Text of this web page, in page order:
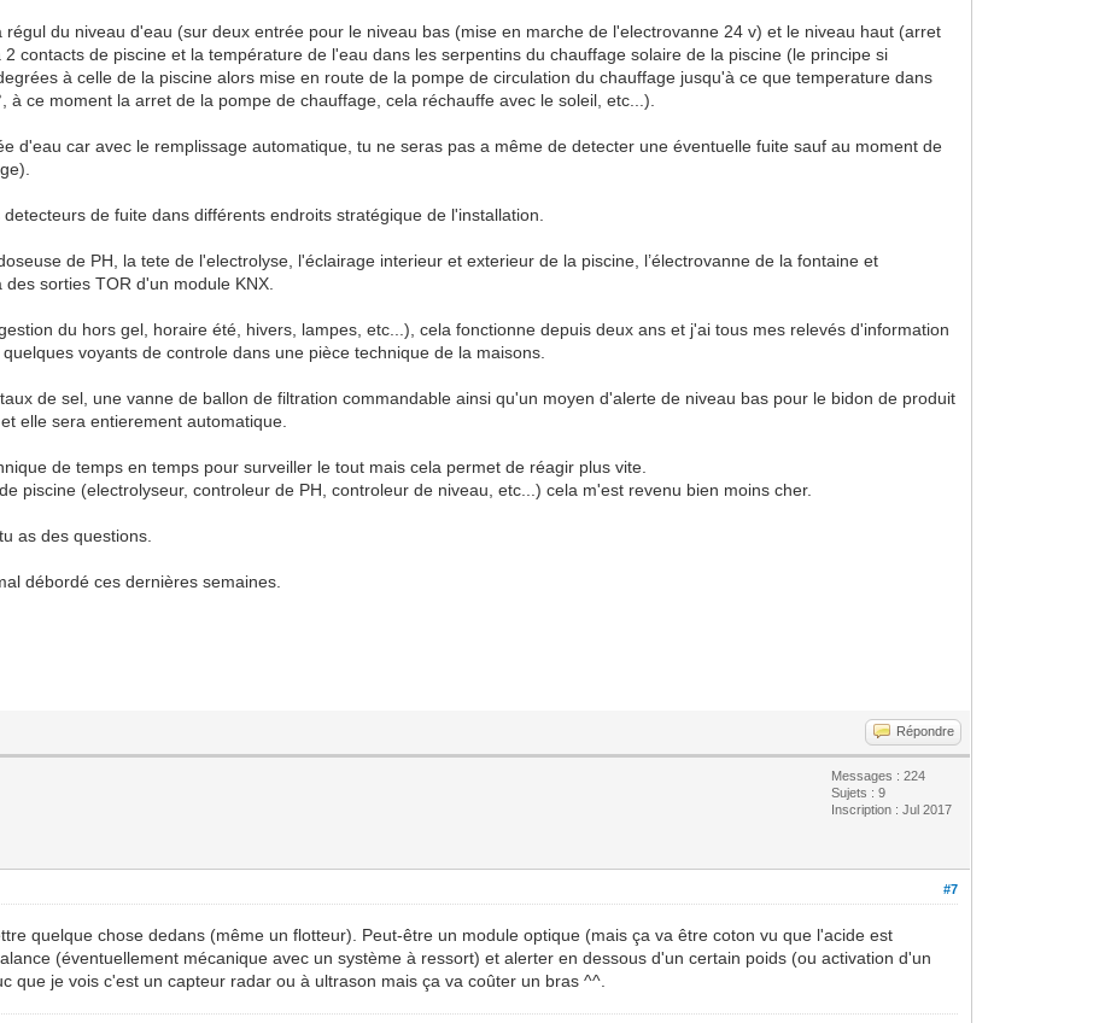
du niveau d'eau (sur deux entrée pour le niveau bas (mise en marche de l'electrovanne 24 v) et le niveau haut (arret
contacts de piscine et la température de l'eau dans les serpentins du chauffage solaire de la piscine (le principe si
à celle de la piscine alors mise en route de la pompe de circulation du chauffage jusqu'à ce que temperature dans
à ce moment la arret de la pompe de chauffage, cela réchauffe avec le soleil, etc...).
d'eau car avec le remplissage automatique, tu ne seras pas a même de detecter une éventuelle fuite sauf au moment de
de fuite dans différents endroits stratégique de l'installation.
de PH, la tete de l'electrolyse, l'éclairage interieur et exterieur de la piscine, l’électrovanne de la fontaine et
sorties TOR d'un module KNX.
du hors gel, horaire été, hivers, lampes, etc...), cela fonctionne depuis deux ans et j'ai tous mes relevés d'information
voyants de controle dans une pièce technique de la maisons.
de sel, une vanne de ballon de filtration commandable ainsi qu'un moyen d'alerte de niveau bas pour le bidon de produit
elle sera entierement automatique.
de temps en temps pour surveiller le tout mais cela permet de réagir plus vite.
piscine (electrolyseur, controleur de PH, controleur de niveau, etc...) cela m'est revenu bien moins cher.
as des questions.
débordé ces dernières semaines.
Répondre
Messages : 224
Sujets : 9
Inscription : Jul 2017
#7
quelque chose dedans (même un flotteur). Peut-être un module optique (mais ça va être coton vu que l'acide est
(éventuellement mécanique avec un système à ressort) et alerter en dessous d'un certain poids (ou activation d'un
que je vois c'est un capteur radar ou à ultrason mais ça va coûter un bras ^^.